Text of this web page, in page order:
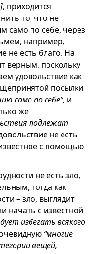
, приходится
то, что не
само по себе, через
например,
не есть благо. На
верным, поскольку
удовольствие как
посылки
само по себе”, и
же
подлежат
не есть
с помощью
не есть зло,
тогда как
– зло, выглядит
начать с известной
избегать всякого
“многие
вещей,